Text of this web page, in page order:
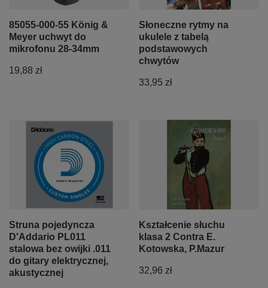
85055-000-55 König &
Meyer uchwyt do
mikrofonu 28-34mm
19,88 zł
Słoneczne rytmy na
ukulele z tabelą
podstawowych
chwytów
33,95 zł
Struna pojedyncza
D'Addario PL011
stalowa bez owijki .011
do gitary elektrycznej,
akustycznej
Kształcenie słuchu
klasa 2 Contra E.
Kotowska, P.Mazur
32,96 zł